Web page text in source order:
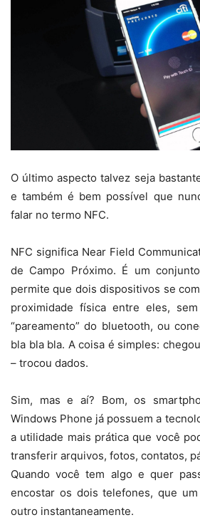
O último aspecto talvez seja
e também é bem possível que
falar no termo NFC.
NFC significa Near Field
de Campo Próximo. É um
permite que dois dispositivos se
proximidade física entre eles,
“pareamento” do bluetooth, ou
bla bla bla. A coisa é simples:
– trocou dados.
Sim, mas e aí? Bom, os
Windows Phone já possuem a
a utilidade mais prática que você
transferir arquivos, fotos, contatos,
Quando você tem algo e quer
encostar os dois telefones, que
outro instantaneamente.